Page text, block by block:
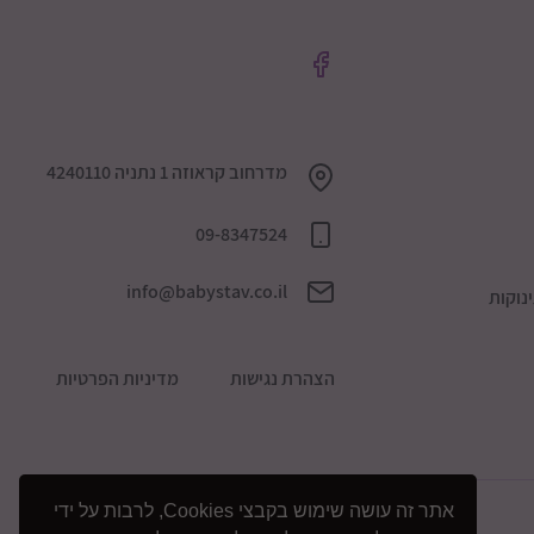
אתר זה עושה שימוש בקבצי Cookies, לרבות על ידי
מדרחוב קראוזה 1 נתניה 4240110
09-8347524
info@babystav.co.il
הצהרת נגישות מדיניות הפרטיות